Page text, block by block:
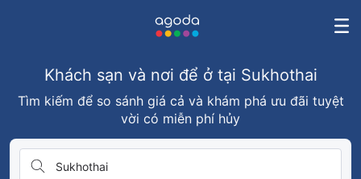
Khách sạn và nơi để ở tại Sukhothai
Tìm kiếm để so sánh giá cả và khám phá ưu đãi tuyệt
vời có miễn phí hủy
Sukhothai